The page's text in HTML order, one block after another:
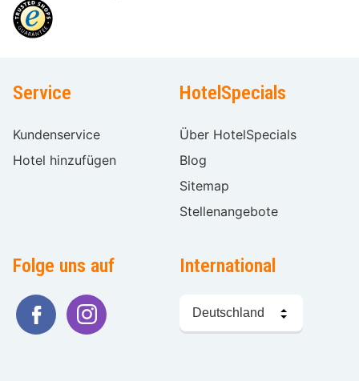
Service
Kundenservice
Hotel hinzufügen
HotelSpecials
Über HotelSpecials
Blog
Sitemap
Stellenangebote
Folge uns auf International
wählen